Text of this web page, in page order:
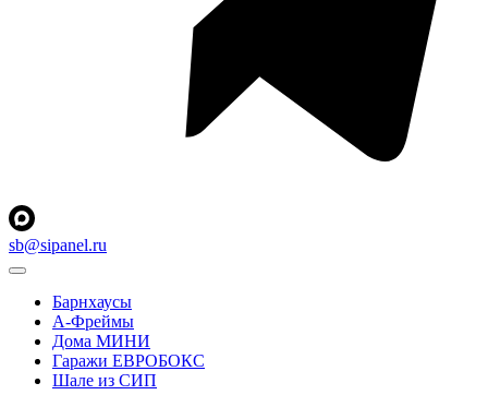
sb@sipanel.ru
Барнхаусы
А-Фреймы
Дома МИНИ
Гаражи ЕВРОБОКС
Шале из СИП